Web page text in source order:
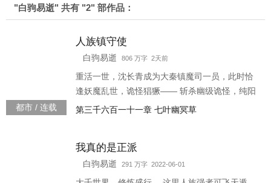
"白驹易逝" 共有 "2" 部作品：
都市 / 连载
人族镇守使
白驹易逝 806 万字 2天前
重活一世，沈长青成为大秦镇魔司一员，此时恰
逢妖魔乱世，诡怪猖獗—— 斩杀幽级诡怪，纯阳
功圆满！ 斩杀怨级诡怪，天武罡气圆满！ 斩杀强
“有我一日，人族不灭！” —— 有四百万字完本老
书《我真的是正派》以及二百万字完本老书《重
生之独步江湖》，欢迎阅读！
第三千六百一十一章 七叶幽冥草
我真的是正派
白驹易逝 291 万字 2022-06-01